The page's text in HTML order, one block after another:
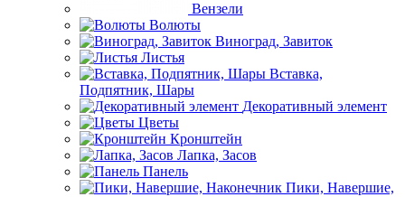
Вензели
Волюты
Виноград, Завиток
Листья
Вставка,
Подпятник, Шары
Декоративный элемент
Цветы
Кронштейн
Лапка, Засов
Панель
Пики, Навершие,